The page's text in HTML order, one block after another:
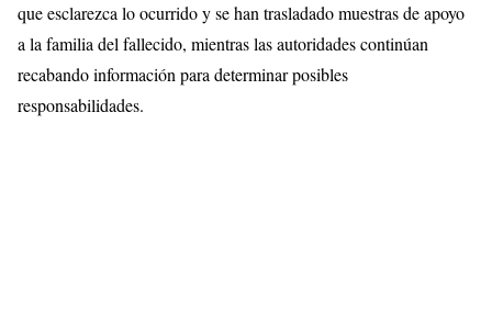
que esclarezca lo ocurrido y se han trasladado muestras de apoyo
a la familia del fallecido, mientras las autoridades continúan
recabando información para determinar posibles
responsabilidades.